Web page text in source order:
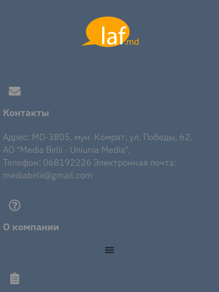
Контакты
Адрес: MD-3805, мун. Комрат, ул. Победы, 62.
AO "Media Birlii - Uniunia Media".
Телефон: 068192226 Электронная почта:
mediabirlii@gmail.com
О компании